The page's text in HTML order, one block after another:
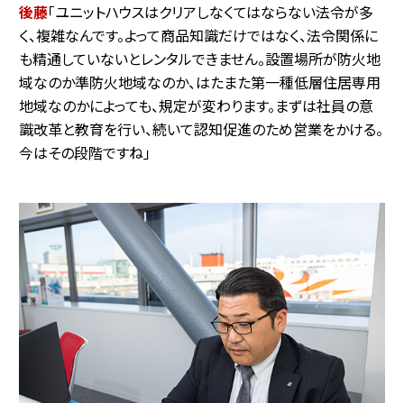
後藤「ユニットハウスはクリアしなくてはならない法令が多
く、複雑なんです。よって商品知識だけではなく、法令関係に
も精通していないとレンタルできません。設置場所が防火地
域なのか準防火地域なのか、はたまた第一種低層住居専用
地域なのかによっても、規定が変わります。まずは社員の意
識改革と教育を行い、続いて認知促進のため営業をかける。
今はその段階ですね」